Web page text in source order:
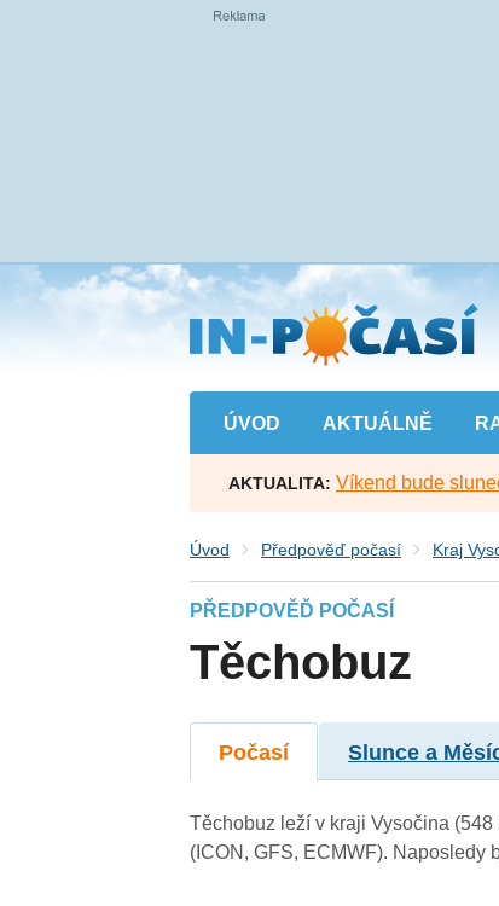
Přejít
na
hlavní
obsah
ÚVOD AKTUÁLNĚ
AKTUALITA: Víkend bude
Úvod Předpověď počasí Kraj
PŘEDPOVĚĎ POČASÍ
Těchobuz
Počasí Slunce a
Těchobuz leží v kraji Vysočina
(ICON, GFS, ECMWF). Naposledy